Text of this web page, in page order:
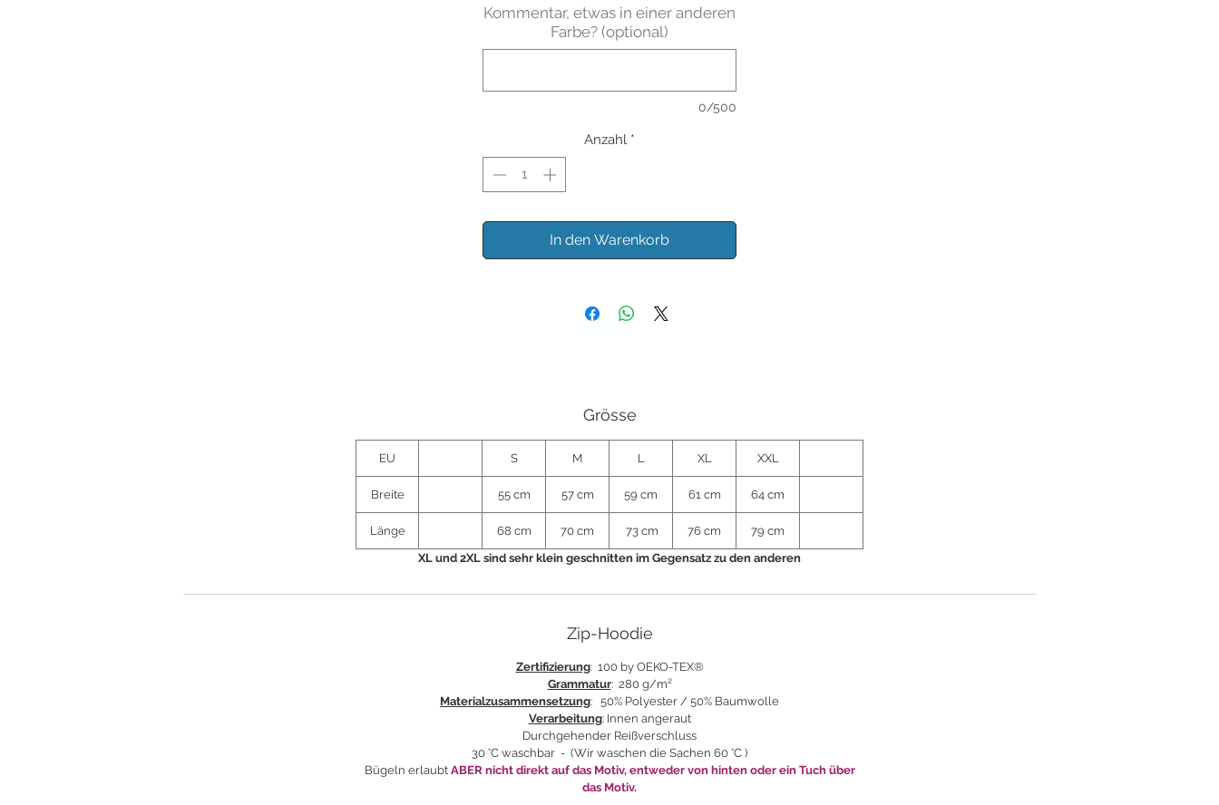
Kommentar, etwas in einer anderen
Farbe? (optional)
0/500
Anzahl *
In den Warenkorb
Grösse
EU S M L XL XXL
Breite 55 cm 57 cm 59 cm 61 cm 64 cm
Länge 68 cm 70 cm 73 cm 76 cm
79 cm
XL und 2XL sind sehr klein geschnitten im Gegensatz zu den anderen
Zip-Hoodie
Zertifizierung: 100 by OEKO-TEX®
Grammatur: 280 g/m²
Materialzusammensetzung: 50% Polyester / 50% Baumwolle
Verarbeitung: Innen angeraut
Durchgehender Reißverschluss
30 °C waschbar - (Wir waschen die Sachen 60 °C )
Bügeln erlaubt ABER nicht direkt auf das Motiv, entweder von hinten oder ein Tuch über
das Motiv.